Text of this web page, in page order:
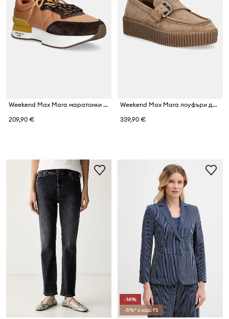
Weekend Max Mara маратонки дамски
209,90 €
Weekend Max Mara лоуфъри дамски от велур
339,90 €
-16%
-5%* с код: FS